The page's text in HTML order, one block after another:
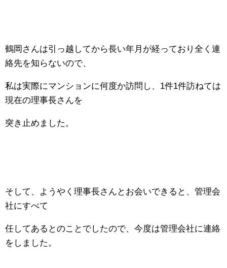
鶴岡さんは引っ越してから長い年月が経っており全く連
絡先を知らないので、
私は実際にマンションに何度か訪問し、1件1件訪ねては
現在の理事長さんを
突き止めました。
そして、ようやく理事長さんとお会いできると、管理会
社にすべて
任してあるとのことでしたので、今度は管理会社に連絡
をしました。